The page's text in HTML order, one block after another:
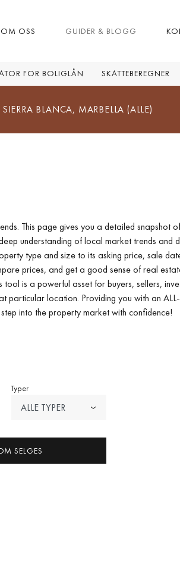
OM OSS GUIDER & BLOGG
FOR BOLIGLÅN SKATTEBEREGNER
MARBELLA (ALLE)
This page gives you a detailed snapshot
understanding of local market trends and
type and size to its asking price, sale
prices, and get a good sense of real
is a powerful asset for buyers, sellers,
particular location. Providing you with an
into the property market with confidence!
Typer
ALLE TYPER
SELGES